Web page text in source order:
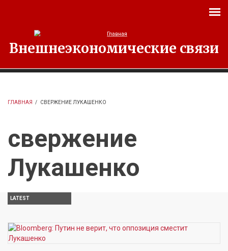
Внешнеэкономические связи
ГЛАВНАЯ / СВЕРЖЕНИЕ ЛУКАШЕНКО
свержение
Лукашенко
LATEST